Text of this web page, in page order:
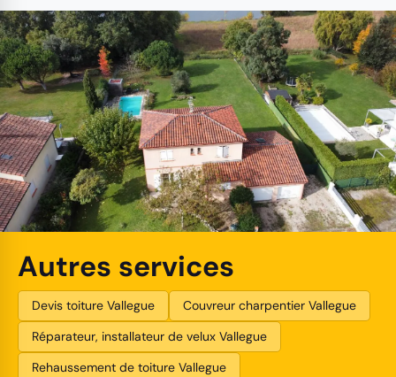
Autres services
Devis toiture Vallegue
Couvreur charpentier Vallegue
Réparateur, installateur de velux Vallegue
Rehaussement de toiture Vallegue